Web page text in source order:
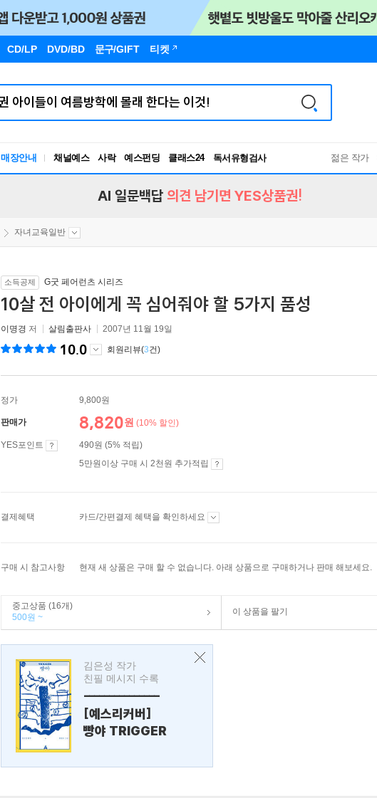
CD/LP DVD/BD 문구/GIFT 티켓
매장안내 채널예스 사락 예스펀딩 클래스24
독서유형검사
RBTI Lab
젊은 작가
AI 일문백답 의견 남기면 YES상품권!
자녀교육일반
소득공제 G굿 페어런츠 시리즈
10살 전 아이에게 꼭 심어줘야 할 5가지 품성
이명경 저 살림출판사 2007년 11월 19일
10.0 회원리뷰(3건)
정가 9,800원
판매가 8,820원 (10% 할인)
YES포인트
490원 (5% 적립)
5만원이상 구매 시 2천원 추가적립
결제혜택 카드/간편결제 혜택을 확인하세요
구매 시 참고사항 현재 새 상품은 구매 할 수 없습니다. 아래 상품으로 구매하거나 판매 해보세요.
중고상품 (16개)
500원 ~
이 상품을 팔기
김은성 작가
친필 메시지 수록
---------------
[예스리커버]
빵야 TRIGGER